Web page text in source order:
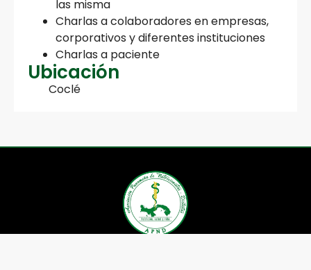
las misma
Charlas a colaboradores en empresas,
corporativos y diferentes instituciones
Charlas a paciente
Ubicación
Coclé